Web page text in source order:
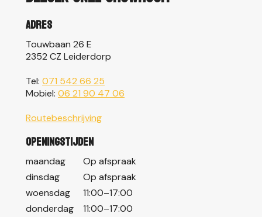
Adres
Touwbaan 26 E
2352 CZ Leiderdorp
Tel: 071 542 66 25
Mobiel: 06 21 90 47 06
Routebeschrijving
Openingstijden
maandag
Op afspraak
dinsdag
Op afspraak
woensdag
11:00–17:00
donderdag
11:00–17:00